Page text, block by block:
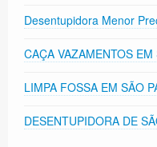
Desentupidora Menor
CAÇA VAZAMENTOS EM
LIMPA FOSSA EM SÃO
DESENTUPIDORA DE